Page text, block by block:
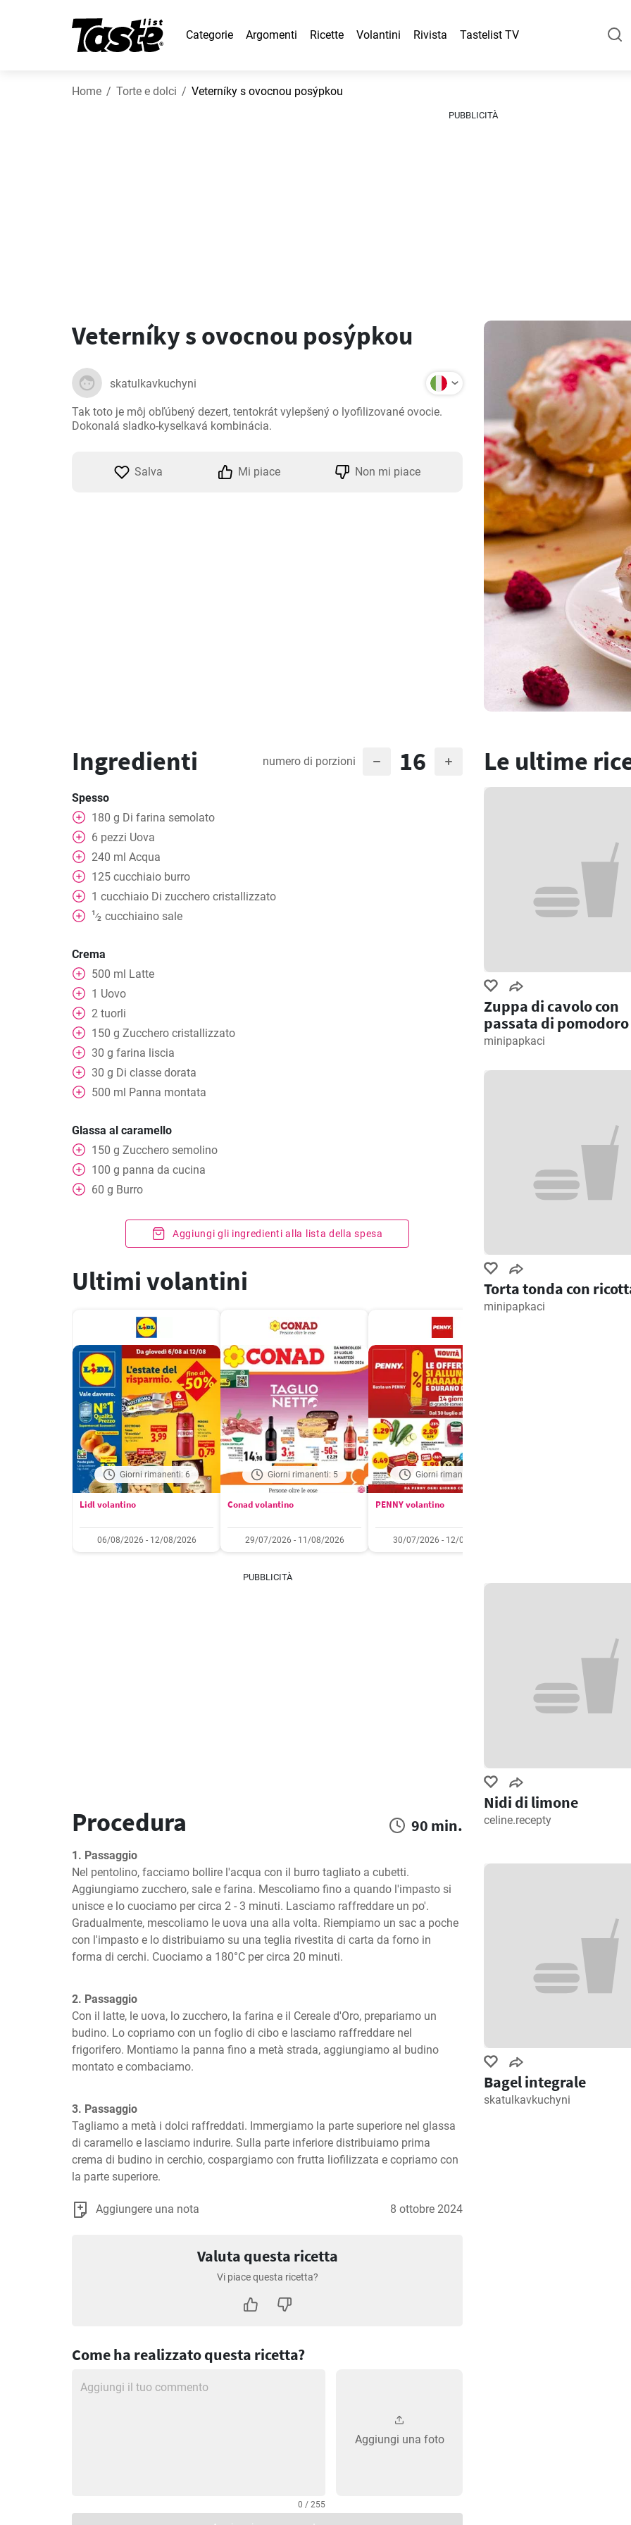
Categorie Argomenti Ricette Volantini Rivista Tastelist TV
Home Torte e dolci Veterníky s ovocnou posýpkou
PUBBLICITÀ
Veterníky s ovocnou posýpkou
skatulkavkuchyni
Tak toto je môj obľúbený dezert, tentokrát vylepšený o lyofilizované ovocie.
Dokonalá sladko-kyselkavá kombinácia.
Salva Mi piace Non mi piace
Ingredienti numero di porzioni 16
Spesso
180 g Di farina semolato
6 pezzi Uova
240 ml Acqua
125 cucchiaio burro
1 cucchiaio Di zucchero cristallizzato
1⁄2 cucchiaino sale
Crema
500 ml Latte
1 Uovo
2 tuorli
150 g Zucchero cristallizzato
30 g farina liscia
30 g Di classe dorata
500 ml Panna montata
Glassa al caramello
150 g Zucchero semolino
100 g panna da cucina
60 g Burro
Aggiungi gli ingredienti alla lista della spesa
Ultimi volantini
Giorni rimanenti: 6
Lidl volantino
06/08/2026 - 12/08/2026
Giorni rimanenti: 5
Conad volantino
29/07/2026 - 11/08/2026
Giorni rimanenti: 6
PENNY volantino
30/07/2026 - 12/08/2026
PUBBLICITÀ
Procedura 90 min.
1. Passaggio
Nel pentolino, facciamo bollire l'acqua con il burro tagliato a cubetti.
Aggiungiamo zucchero, sale e farina. Mescoliamo fino a quando l'impasto si
unisce e lo cuociamo per circa 2 - 3 minuti. Lasciamo raffreddare un po'.
Gradualmente, mescoliamo le uova una alla volta. Riempiamo un sac a poche
con l'impasto e lo distribuiamo su una teglia rivestita di carta da forno in
forma di cerchi. Cuociamo a 180°C per circa 20 minuti.
2. Passaggio
Con il latte, le uova, lo zucchero, la farina e il Cereale d'Oro, prepariamo un
budino. Lo copriamo con un foglio di cibo e lasciamo raffreddare nel
frigorifero. Montiamo la panna fino a metà strada, aggiungiamo al budino
montato e combaciamo.
3. Passaggio
Tagliamo a metà i dolci raffreddati. Immergiamo la parte superiore nel glassa
di caramello e lasciamo indurire. Sulla parte inferiore distribuiamo prima
crema di budino in cerchio, cospargiamo con frutta liofilizzata e copriamo con
la parte superiore.
Aggiungere una nota 8 ottobre 2024
Valuta questa ricetta
Vi piace questa ricetta?
Come ha realizzato questa ricetta?
0 / 255
Aggiungi una foto
Le ultime
Zuppa di cavolo con
passata di pomodoro
minipapkaci
Torta tonda con
minipapkaci
Nidi di limone
celine.recepty
Bagel integrale
skatulkavkuchyni